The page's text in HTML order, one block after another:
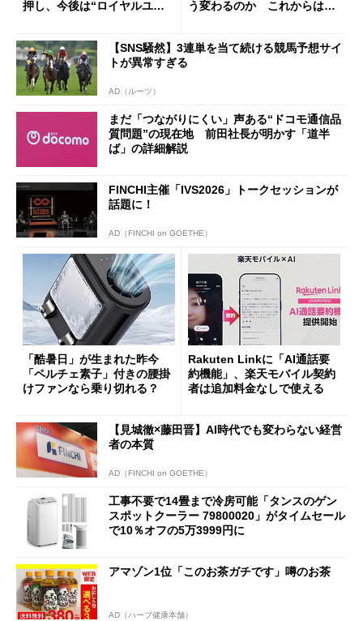
押し、今後は“ロイヤルユー
う変わるのか これからは
【SNS騒然】3連単を当て続ける競馬予想サイ
トが異常すぎる
AD（ルーツ）
まだ「つながりにくい」声ある“ドコモ通信品
質問題”の現在地 前田社長が明かす「道半
ば」の詳細解説
FINCHI主催「IVS2026」トークセッションが
話題に！
AD（FINCHI on GOETHE）
「酷暑日」が生まれた昨今
「ペルチェ素子」付きの腰掛
けファンなら乗り切れる？
Rakuten Linkに「AI通話要
約機能」、楽天モバイル契約
者は追加料金なしで使える
【見城徹×藤田晋】AI時代でも変わらない経営
者の本質
AD（FINCHI on GOETHE）
工事不要で14畳まで冷房可能「タンスのゲン
スポットクーラー 79800020」がタイムセール
で10％オフの5万3999円に
アマゾン1位「このお茶ガチです」噂のお茶
AD（ハーブ健康本舗）